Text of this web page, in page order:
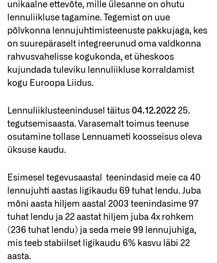
unikaalne ettevõte, mille ülesanne on ohutu
lennuliikluse tagamine. Tegemist on uue
põlvkonna lennujuhtimisteenuste pakkujaga, kes
on suurepäraselt integreerunud oma valdkonna
rahvusvahelisse kogukonda, et üheskoos
kujundada tuleviku lennuliikluse korraldamist
kogu Euroopa Liidus.
Lennuliiklusteenindusel täitus 04.12.2022 25.
tegutsemisaasta. Varasemalt toimus teenuse
osutamine tollase Lennuameti koosseisus oleva
üksuse kaudu.
Esimesel tegevusaastal teenindasid meie ca 40
lennujuhti aastas ligikaudu 69 tuhat lendu. Juba
mõni aasta hiljem aastal 2003 teenindasime 97
tuhat lendu ja 22 aastat hiljem juba 4x rohkem
(236 tuhat lendu) ja seda meie 99 lennujuhiga,
mis teeb stabiilset ligikaudu 6% kasvu läbi 22
aasta.